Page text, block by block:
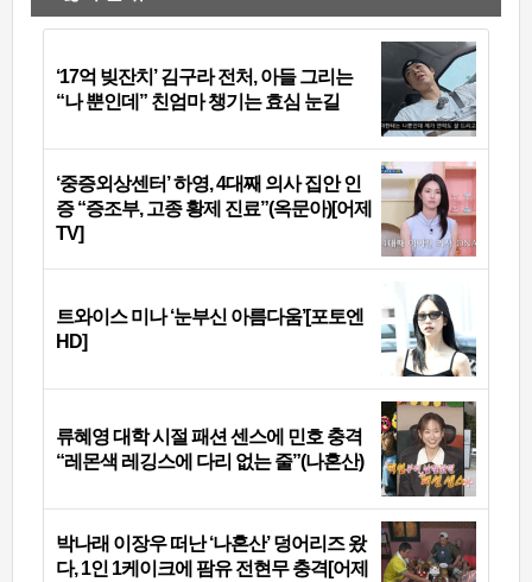
‘17억 빚잔치’ 김구라 전처, 아들 그리는
“나 뿐인데” 친엄마 챙기는 효심 눈길
‘중증외상센터’ 하영, 4대째 의사 집안 인
증 “증조부, 고종 황제 진료”(옥문아)[어제
TV]
트와이스 미나 ‘눈부신 아름다움’[포토엔
HD]
류혜영 대학 시절 패션 센스에 민호 충격
“레몬색 레깅스에 다리 없는 줄”(나혼산)
박나래 이장우 떠난 ‘나혼산’ 덩어리즈 왔
다, 1인 1케이크에 팜유 전현무 충격[어제